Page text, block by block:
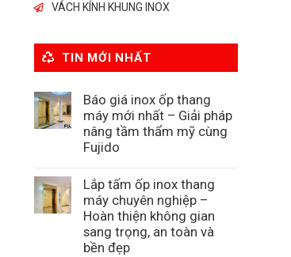
VÁCH KÍNH KHUNG INOX
TIN MỚI NHẤT
Báo giá inox ốp thang
máy mới nhất – Giải pháp
nâng tầm thẩm mỹ cùng
Fujido
Lắp tấm ốp inox thang
máy chuyên nghiệp –
Hoàn thiện không gian
sang trọng, an toàn và
bền đẹp